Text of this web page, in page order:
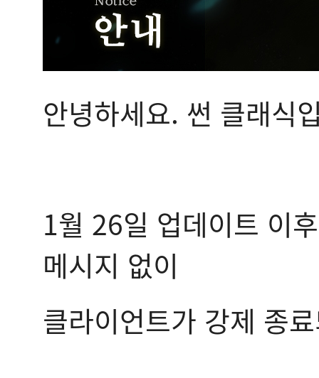
안녕하세요. 썬 클래식
1월 26일 업데이트 이
메시지 없이
클라이언트가 강제 종